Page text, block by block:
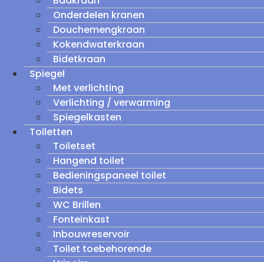
Onderdelen kranen
Douchemengkraan
Kokendwaterkraan
Bidetkraan
Spiegel
Met verlichting
Verlichting / verwarming
Spiegelkasten
Toiletten
Toiletset
Hangend toilet
Bedieningspaneel toilet
Bidets
WC Brillen
Fonteinkast
Inbouwreservoir
Toilet toebehorende